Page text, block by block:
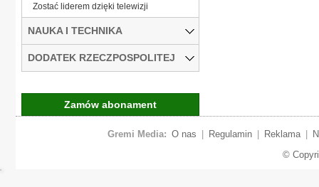
Zostać liderem dzięki telewizji
NAUKA I TECHNIKA
DODATEK RZECZPOSPOLITEJ
Zamów abonament
Gremi Media: O nas Regulamin Reklama
©